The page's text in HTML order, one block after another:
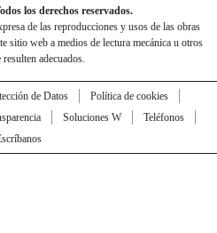
los derechos reservados.
de las reproducciones y usos de las obras
sitio web a medios de lectura mecánica u otros
adecuados.
de Datos
Política de cookies
Soluciones W
Teléfonos